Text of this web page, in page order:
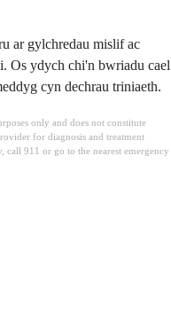
ar gylchredau mislif ac
Os ydych chi'n bwriadu cael
cyn dechrau triniaeth.
only and does not constitute
for diagnosis and treatment
call 911 or go to the nearest emergency